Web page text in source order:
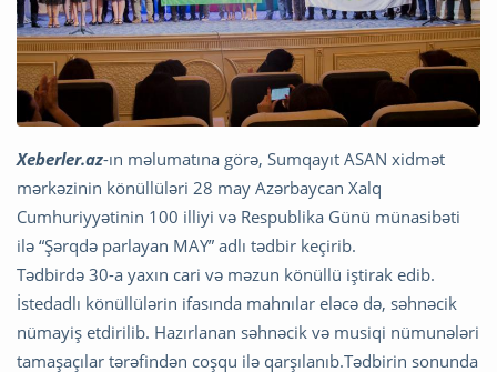
Xeberler.az-ın məlumatına görə, Sumqayıt ASAN xidmət
mərkəzinin könüllüləri 28 may Azərbaycan Xalq
Cumhuriyyətinin 100 illiyi və Respublika Günü münasibəti
ilə “Şərqdə parlayan MAY” adlı tədbir keçirib.
Tədbirdə 30-a yaxın cari və məzun könüllü iştirak edib.
İstedadlı könüllülərin ifasında mahnılar eləcə də, səhnəcik
nümayiş etdirilib. Hazırlanan səhnəcik və musiqi nümunələri
tamaşaçılar tərəfindən coşqu ilə qarşılanıb.Tədbirin sonunda